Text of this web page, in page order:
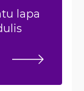
lapa